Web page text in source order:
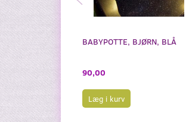
BABYPOTTE, BJØRN, BLÅ
90,00
Læg i kurv